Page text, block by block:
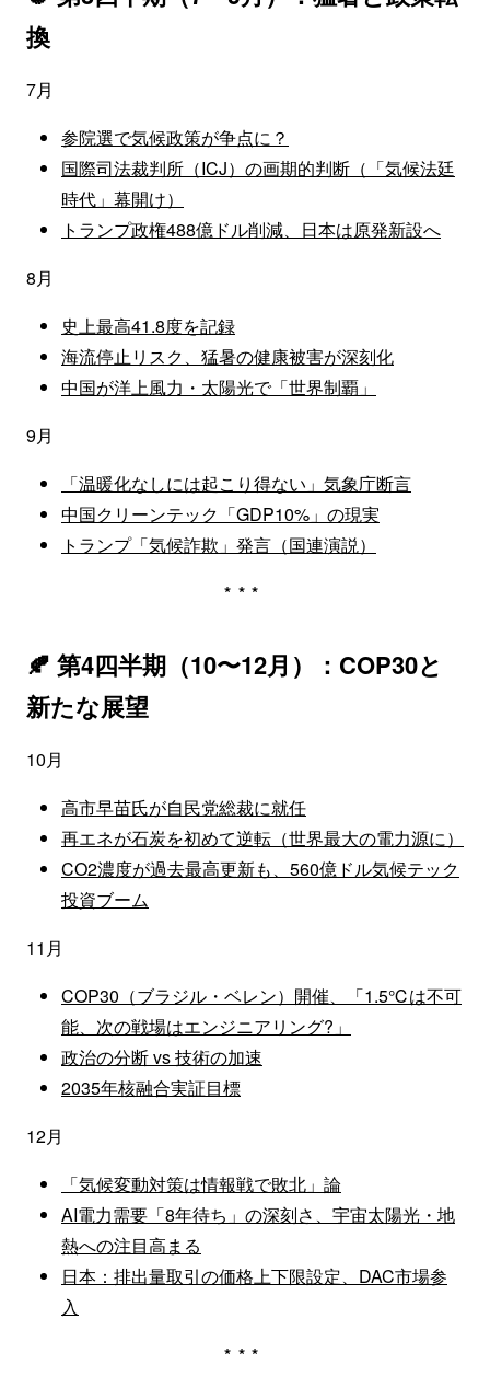
換
7月
参院選で気候政策が争点に？
国際司法裁判所（ICJ）の画期的判断（「気候法廷
時代」幕開け）
トランプ政権488億ドル削減、日本は原発新設へ
8月
史上最高41.8度を記録
海流停止リスク、猛暑の健康被害が深刻化
中国が洋上風力・太陽光で「世界制覇」
9月
「温暖化なしには起こり得ない」気象庁断言
中国クリーンテック「GDP10%」の現実
トランプ「気候詐欺」発言（国連演説）
***
🍂 第4四半期（10〜12月）：COP30と
新たな展望
10月
高市早苗氏が自民党総裁に就任
再エネが石炭を初めて逆転（世界最大の電力源に）
CO2濃度が過去最高更新も、560億ドル気候テック
投資ブーム
11月
COP30（ブラジル・ベレン）開催、「1.5℃は不可
能、次の戦場はエンジニアリング?」
政治の分断 vs 技術の加速
2035年核融合実証目標
12月
「気候変動対策は情報戦で敗北」論
AI電力需要「8年待ち」の深刻さ、宇宙太陽光・地
熱への注目高まる
日本：排出量取引の価格上下限設定、DAC市場参
入
***